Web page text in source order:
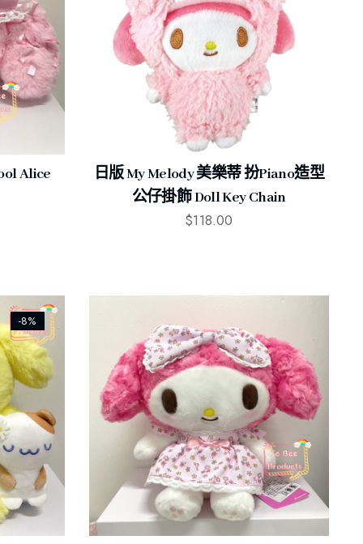
Alice
日版 My Melody 美樂蒂 扮Piano造型
公仔掛飾 Doll Key Chain
$118.00
-8%